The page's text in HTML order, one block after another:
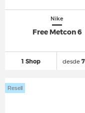
Nike
Free Metcon 6
1 Shop desde
Resell